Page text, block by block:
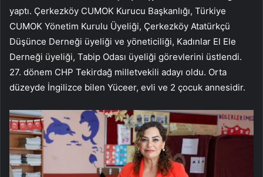
yaptı. Çerkezköy CUMOK Kurucu Başkanlığı, Türkiye
CUMOK Yönetim Kurulu Üyeliği, Çerkezköy Atatürkçü
Düşünce Derneği üyeliği ve yöneticiliği, Kadınlar El Ele
Derneği üyeliği, Tabip Odası üyeliği görevlerini üstlendi.
27. dönem CHP Tekirdağ milletvekili adayı oldu. Orta
düzeyde İngilizce bilen Yüceer, evli ve 2 çocuk annesidir.